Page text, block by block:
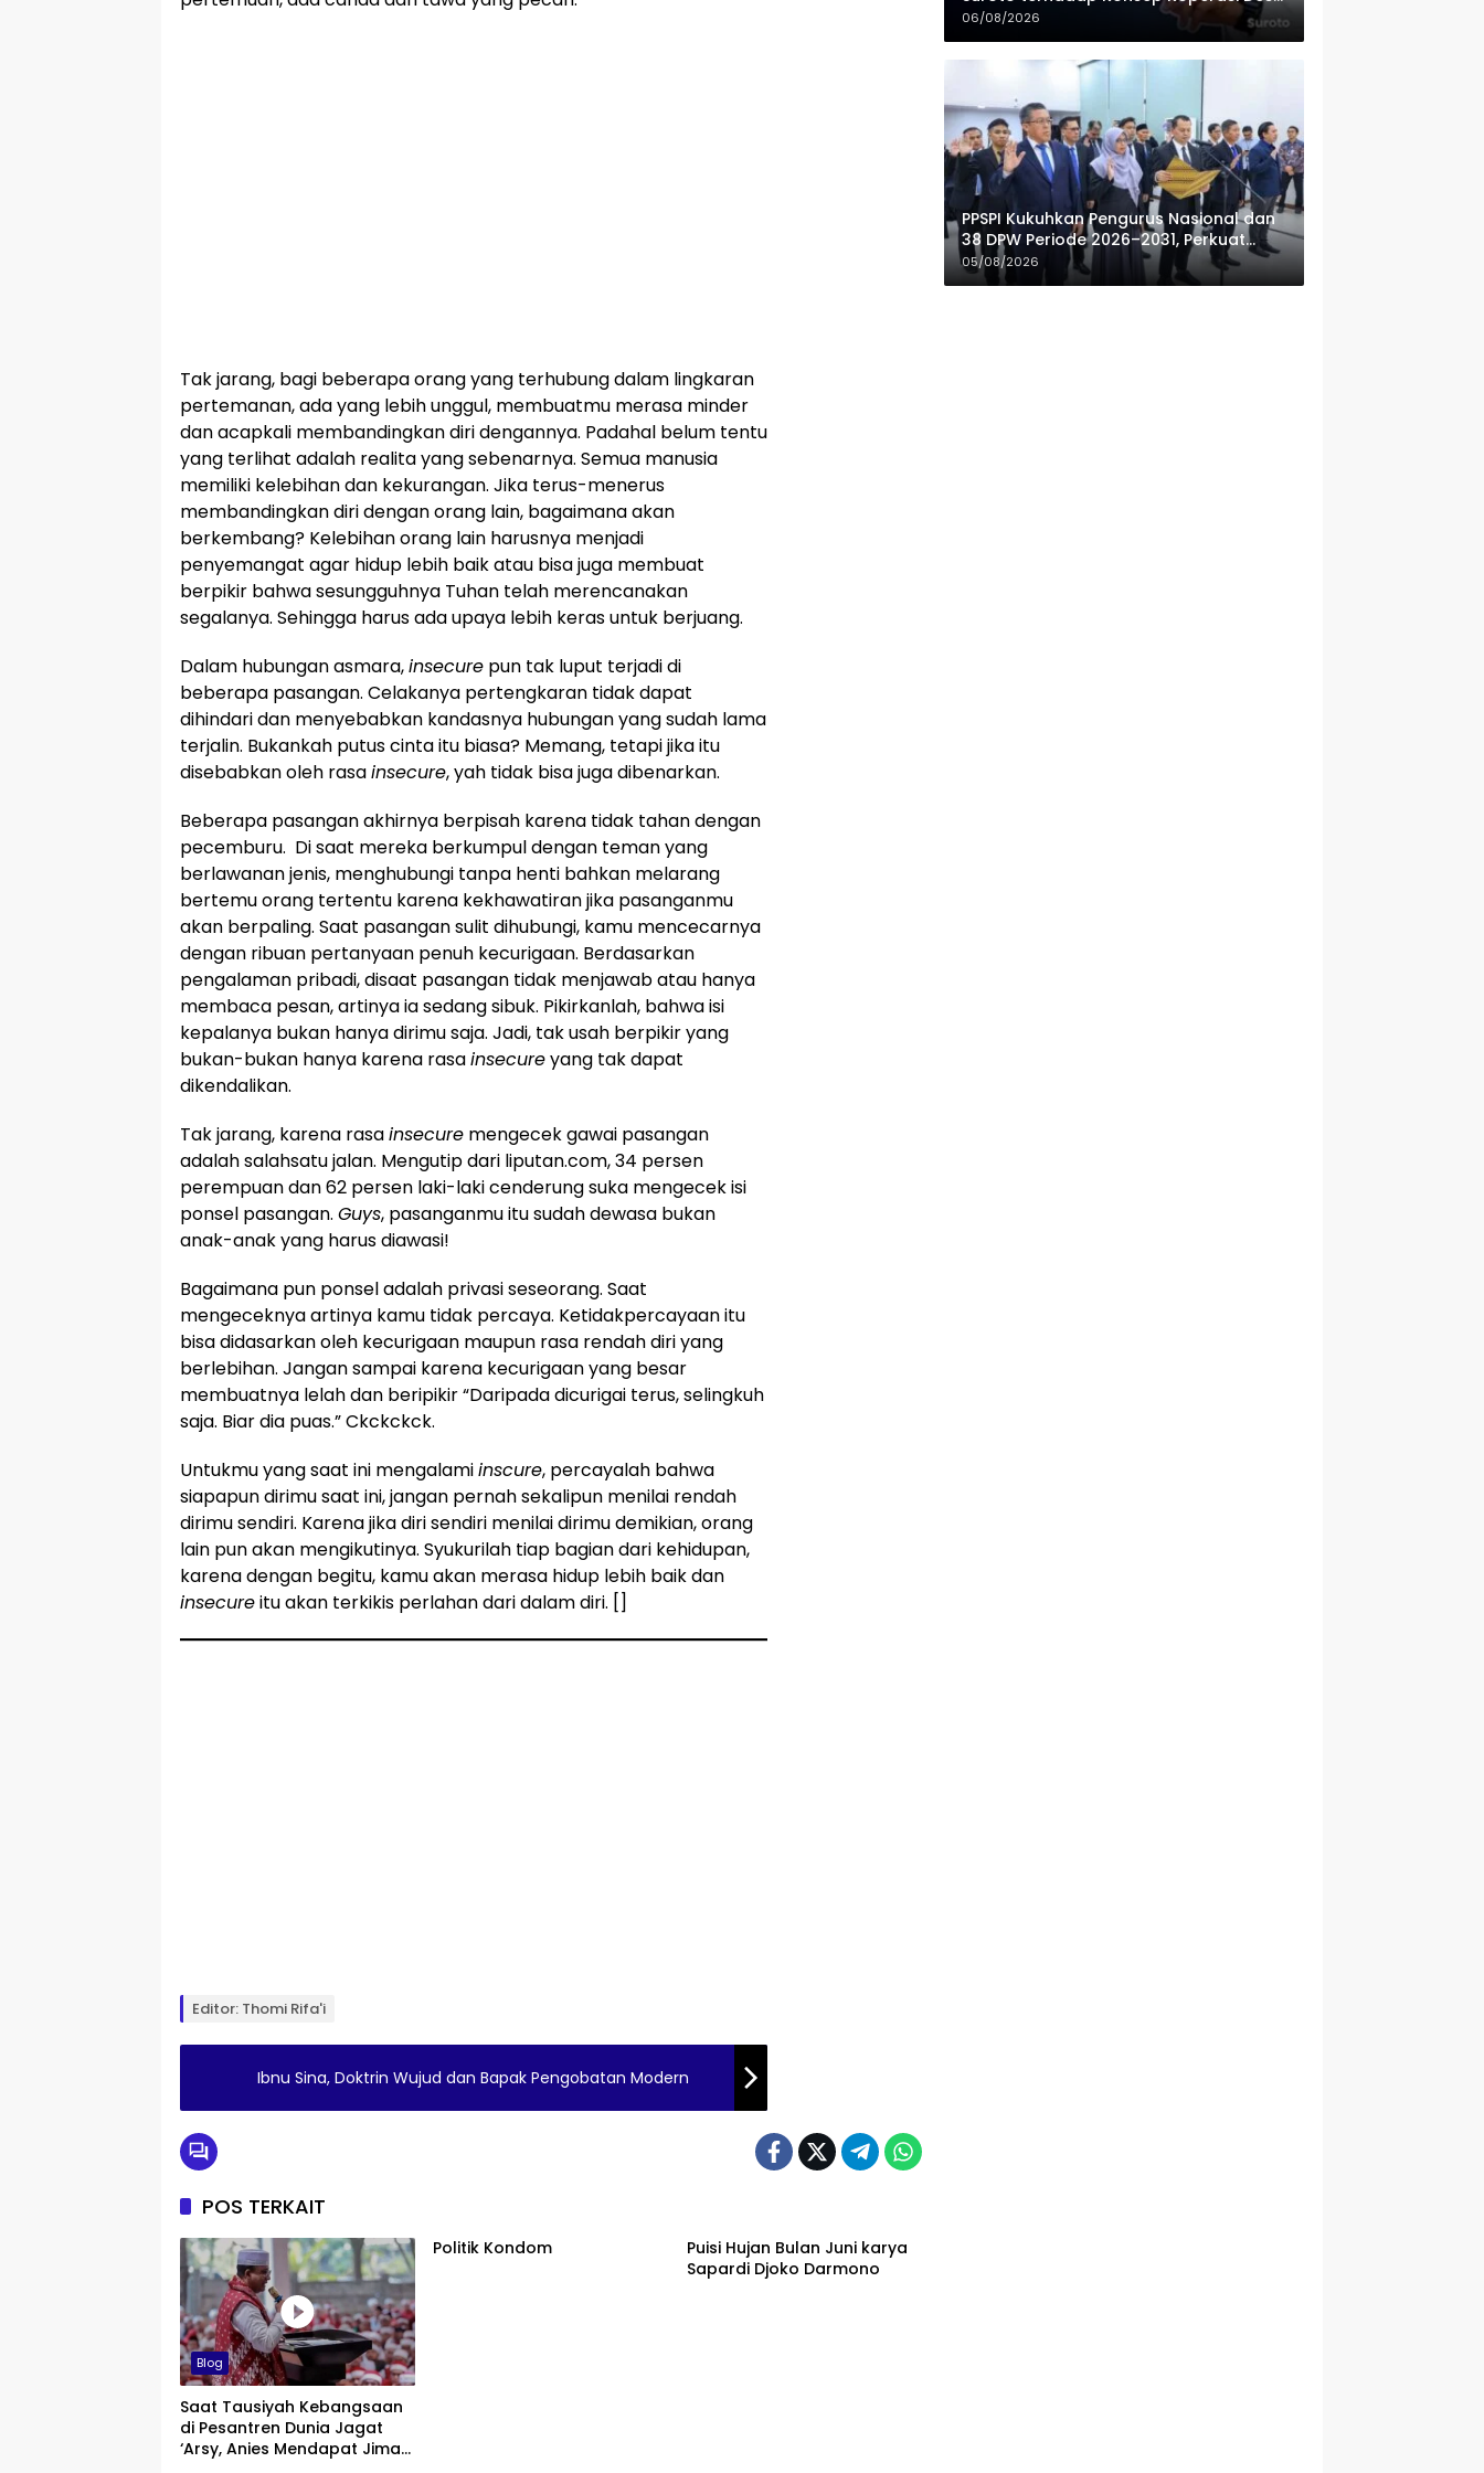
Tak jarang, bagi beberapa orang yang terhubung dalam lingkaran
pertemanan, ada yang lebih unggul, membuatmu merasa minder
dan acapkali membandingkan diri dengannya. Padahal belum tentu
yang terlihat adalah realita yang sebenarnya. Semua manusia
memiliki kelebihan dan kekurangan. Jika terus-menerus
membandingkan diri dengan orang lain, bagaimana akan
berkembang? Kelebihan orang lain harusnya menjadi
penyemangat agar hidup lebih baik atau bisa juga membuat
berpikir bahwa sesungguhnya Tuhan telah merencanakan
segalanya. Sehingga harus ada upaya lebih keras untuk berjuang.
Dalam hubungan asmara,insecure pun tak luput terjadi di
beberapa pasangan. Celakanya pertengkaran tidak dapat
dihindari dan menyebabkan kandasnya hubungan yang sudah lama
terjalin. Bukankah putus cinta itu biasa? Memang, tetapi jika itu
disebabkan oleh rasainsecure, yah tidak bisa juga dibenarkan.
Beberapa pasangan akhirnya berpisah karena tidak tahan dengan
pecemburu. Di saat mereka berkumpul dengan teman yang
berlawanan jenis, menghubungi tanpa henti bahkan melarang
bertemu orang tertentu karena kekhawatiran jika pasanganmu
akan berpaling. Saat pasangan sulit dihubungi, kamu mencecarnya
dengan ribuan pertanyaan penuh kecurigaan. Berdasarkan
pengalaman pribadi, disaat pasangan tidak menjawab atau hanya
membaca pesan, artinya ia sedang sibuk. Pikirkanlah, bahwa isi
kepalanya bukan hanya dirimu saja. Jadi, tak usah berpikir yang
bukan-bukan hanya karena rasainsecureyang tak dapat
dikendalikan.
Tak jarang, karena rasainsecure mengecek gawai pasangan
adalah salahsatu jalan. Mengutip dari liputan.com, 34 persen
perempuan dan 62 persen laki-laki cenderung suka mengecek isi
ponsel pasangan. Guys, pasanganmu itu sudah dewasa bukan
anak-anak yang harus diawasi!
Bagaimana pun ponsel adalah privasi seseorang. Saat
mengeceknya artinya kamu tidak percaya. Ketidakpercayaan itu
bisa didasarkan oleh kecurigaan maupun rasa rendah diri yang
berlebihan. Jangan sampai karena kecurigaan yang besar
membuatnya lelah dan beripikir “Daripada dicurigai terus, selingkuh
saja. Biar dia puas.” Ckckckck.
Untukmu yang saat ini mengalamiinscure, percayalah bahwa
siapapun dirimu saat ini, jangan pernah sekalipun menilai rendah
dirimu sendiri. Karena jika diri sendiri menilai dirimu demikian, orang
lain pun akan mengikutinya. Syukurilah tiap bagian dari kehidupan,
karena dengan begitu, kamu akan merasa hidup lebih baik dan
insecureitu akan terkikis perlahan dari dalam diri. []
Editor: Thomi Rifa'i
Ibnu Sina, Doktrin Wujud dan Bapak Pengobatan Modern
POS TERKAIT
Blog
Saat Tausiyah Kebangsaan
di Pesantren Dunia Jagat
‘Arsy, Anies Mendapat Jimat
Politik Kondom
Puisi Hujan Bulan Juni karya
Sapardi Djoko Darmono
Merah Putih
06/08/2026
PPSPI Kukuhkan Pengurus Nasional dan
38 DPW Periode 2026–2031, Perkuat
Profesionalisme Sektor Publik
05/08/2026